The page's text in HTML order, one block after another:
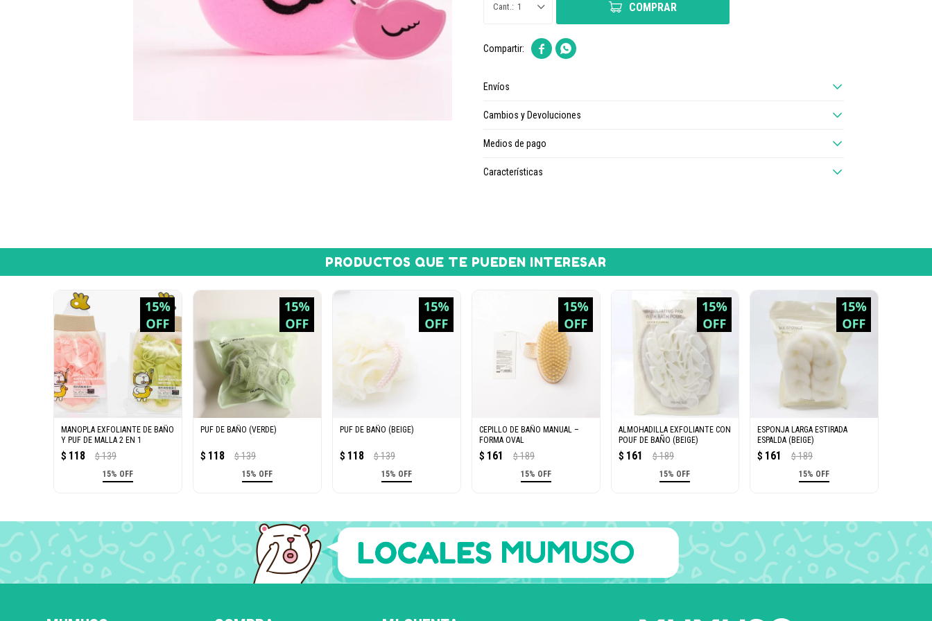
1 COMPRAR
 
Envíos
Cambios y Devoluciones
Medios de pago
Características
PRODUCTOS QUE TE PUEDEN INTERESAR
MANOPLA EXFOLIANTE DE BAÑO
Y PUF DE MALLA 2 EN 1
$ 118 $ 139
15% OFF
PUF DE BAÑO (VERDE)
$ 118 $ 139
15% OFF
PUF DE BAÑO (BEIGE)
$ 118 $ 139
15% OFF
CEPILLO DE BAÑO MANUAL –
FORMA OVAL
$ 161 $ 189
15% OFF
ALMOHADILLA EXFOLIANTE CON
POUF DE BAÑO (BEIGE)
$ 161 $ 189
15% OFF
ESPONJA LARGA ESTIRADA
ESPALDA (BEIGE)
$ 161 $ 189
15% OFF